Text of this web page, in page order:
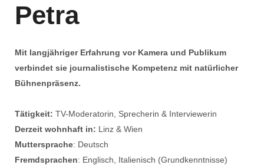
Petra
Mit langjähriger Erfahrung vor Kamera und Publikum
verbindet sie journalistische Kompetenz mit natürlicher
Bühnenpräsenz.
Tätigkeit: TV-Moderatorin, Sprecherin & Interviewerin
Derzeit wohnhaft in: Linz & Wien
Muttersprache: Deutsch
Fremdsprachen: Englisch, Italienisch (Grundkenntnisse)